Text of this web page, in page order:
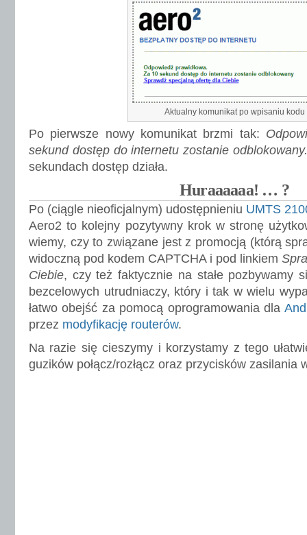
Aktualny komunikat po wpisaniu kodu
Po pierwsze nowy komunikat brzmi tak:
sekund dostęp do internetu zostanie odblokowany.
sekundach dostęp działa.
Huraaaaaa! … ?
Po (ciągle nieoficjalnym) udostępnieniu UMTS
Aero2 to kolejny pozytywny krok w stronę
wiemy, czy to związane jest z promocją (którą
widoczną pod kodem CAPTCHA i pod linkiem
Ciebie, czy też faktycznie na stałe pozbywamy
bezcelowych utrudniaczy, który i tak w wielu
łatwo obejść za pomocą oprogramowania dla
przez modyfikację routerów.
Na razie się cieszymy i korzystamy z tego
guzików połącz/rozłącz oraz przycisków zasilania